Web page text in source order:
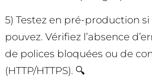
5) Testez en pré-production si
pouvez. Vérifiez l’absence
de polices bloquées ou de
(HTTP/HTTPS). 🔍